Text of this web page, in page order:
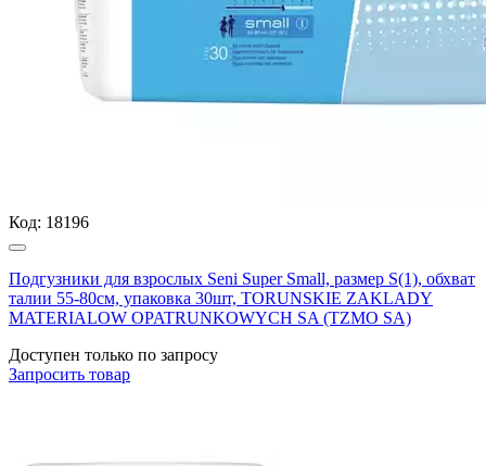
Код: 18196
Подгузники для взрослых Seni Super Small, размер S(1), обхват
талии 55-80см, упаковка 30шт, TORUNSKIE ZAKLADY
MATERIALOW OPATRUNKOWYCH SA (TZMO SA)
Доступен только по запросу
Запросить товар